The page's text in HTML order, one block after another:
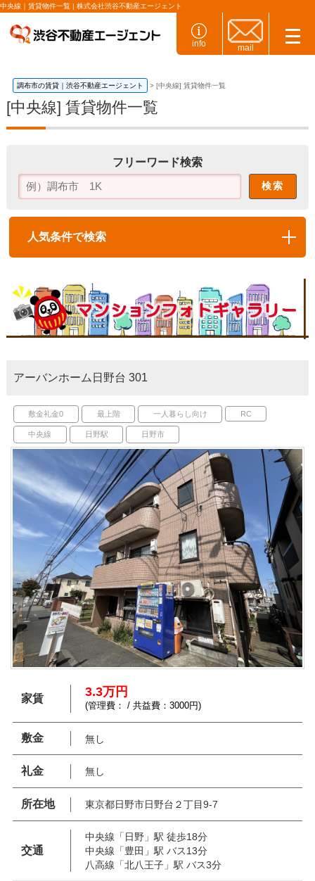
中央線｜賃貸物件一覧 | 株式会社渋谷不動産エージェント
info mail
調布市の賃貸｜渋谷不動産エージェント [中央線] 賃貸物件一覧
[中央線] 賃貸物件一覧
フリーワード検索
検索
人気条件で検索
アーバンホーム日野台 301
敷金礼金0 最上階 一人暮らし向け RC
中央線 日野駅 日野市
家賃 3.3万円
(管理費： / 共益費：3000円)
敷金 無し
礼金 無し
所在地 東京都日野市日野台２丁目9-7
交通
中央線「日野」駅 徒歩18分
中央線「豊田」駅 バス13分
八高線「北八王子」駅 バス3分